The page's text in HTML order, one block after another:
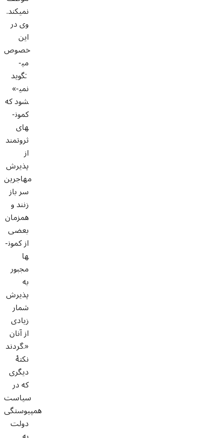
نمی­کند.
وی در
این
خصوص
می­
گوید:
«نمی­
شود که
کمون­
های
ثروتمند
از
پذیرش
مهاجرین
سر باز
زنند و
همزمان
بعضی
از کمون­
ها
مجبور
به
پذیرش
شمار
زیادی
از آنان
گردند.»
نکتۀ
دیگری
که در
سیاست
همپیوستگی
دولت